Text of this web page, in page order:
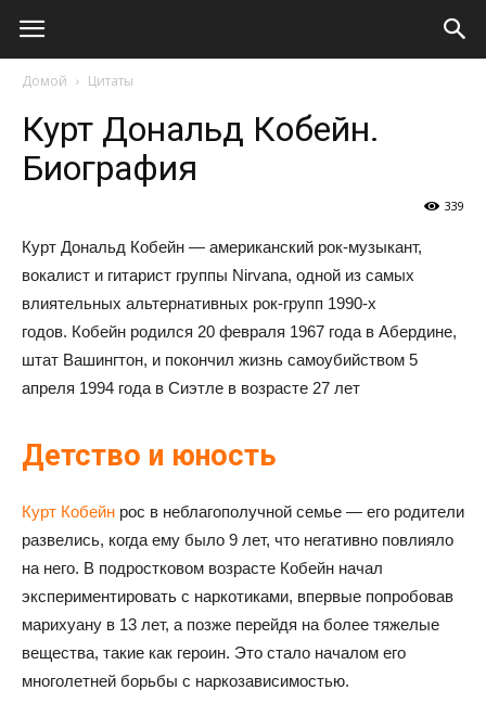
Виолайф
Домой Цитаты
Курт Дональд Кобейн.
Биография
339
Курт Дональд Кобейн — американский рок-музыкант,
вокалист и гитарист группы Nirvana, одной из самых
влиятельных альтернативных рок-групп 1990-х
годов. Кобейн родился 20 февраля 1967 года в Абердине,
штат Вашингтон, и покончил жизнь самоубийством 5
апреля 1994 года в Сиэтле в возрасте 27 лет
Детство и юность
Курт Кобейн рос в неблагополучной семье — его родители
развелись, когда ему было 9 лет, что негативно повлияло
на него. В подростковом возрасте Кобейн начал
экспериментировать с наркотиками, впервые попробовав
марихуану в 13 лет, а позже перейдя на более тяжелые
вещества, такие как героин. Это стало началом его
многолетней борьбы с наркозависимостью.